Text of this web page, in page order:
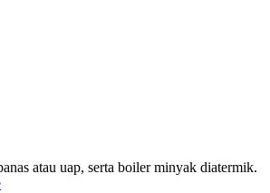
atau uap, serta boiler minyak diatermik.